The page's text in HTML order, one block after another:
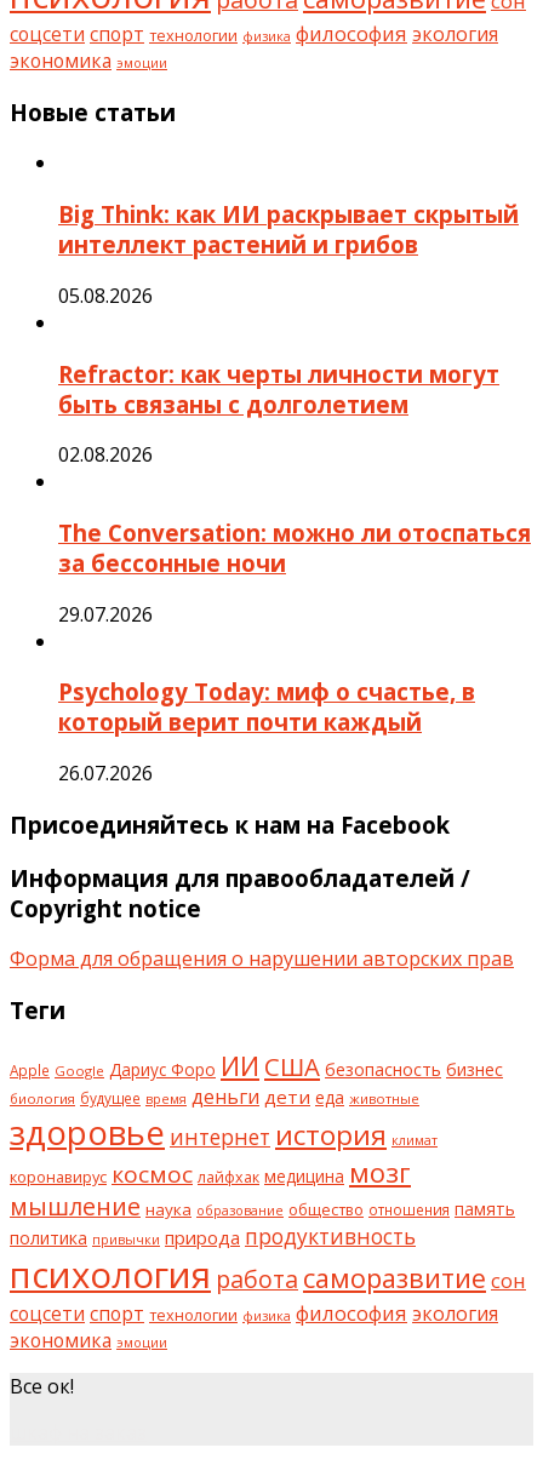
соцсети спорт технологии физика философия экология
экономика эмоции
Новые статьи
Big Think: как ИИ раскрывает скрытый
интеллект растений и грибов
05.08.2026
Refractor: как черты личности могут
быть связаны с долголетием
02.08.2026
The Conversation: можно ли отоспаться
за бессонные ночи
29.07.2026
Psychology Today: миф о счастье, в
который верит почти каждый
26.07.2026
Присоединяйтесь к нам на Facebook
Информация для правообладателей /
Copyright notice
Форма для обращения о нарушении авторских прав
Теги
Apple Google Дариус Форо ИИ США безопасность бизнес
биология будущее время деньги дети еда животные
здоровье интернет история климат
коронавирус космос лайфхак медицина мозг
мышление наука образование общество отношения память
политика привычки природа продуктивность
психология работа саморазвитие сон
соцсети спорт технологии физика философия экология
экономика эмоции
Все ок!